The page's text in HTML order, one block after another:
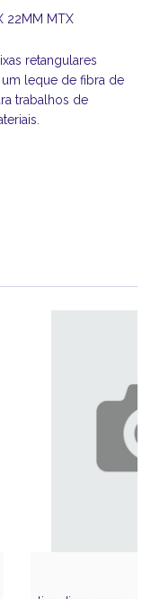
22MM MTX
retangulares
leque de fibra de
trabalhos de